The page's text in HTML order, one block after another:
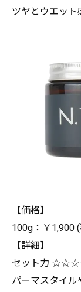
ツヤとウエット
【価格】
100g：￥1,900
【詳細】
セット力
パーマスタイ